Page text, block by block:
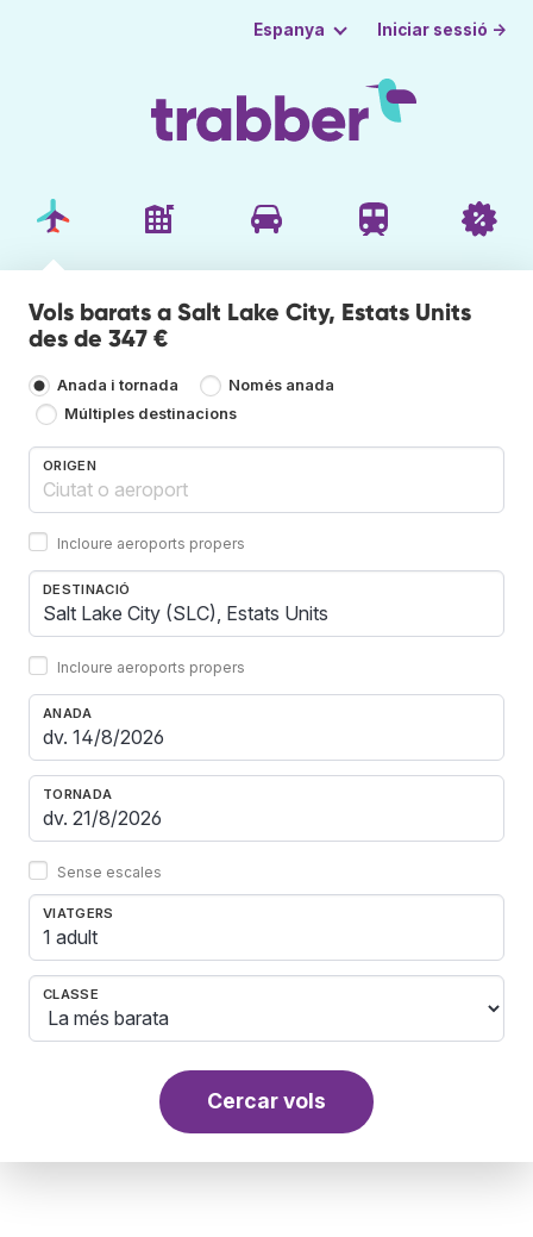
Espanya Iniciar sessió →
Vols barats a Salt Lake City, Estats Units
des de 347 €
Anada i tornada
Només anada
Múltiples destinacions
ORIGEN
Incloure aeroports propers
DESTINACIÓ
Incloure aeroports propers
ANADA
TORNADA
Sense escales
VIATGERS
1 adult
CLASSE
Cercar vols